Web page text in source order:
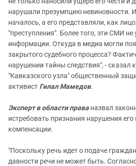
нарушали презумпцию невиновности.
началось, а его представляли, как
"преступления". Более того, эти СМИ
информации. Откуда в медиа могли
закрытого судебного процесса?
нарушении тайны следствия", - сказал
"Кавказского узла" общественный
активист Гилал Мамедов.
Эксперт в области права назвал
истребовать признания нарушения
компенсации.
"Поскольку речь идет о подаче
давности речи не может быть.